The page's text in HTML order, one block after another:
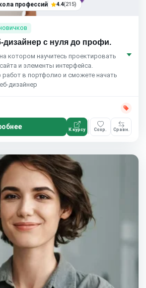
профессий 4.4(215)
с нуля до профи.
котором научитесь проектировать
и элементы интерфейса.
работ в портфолио и сможете начать
дизайнер
К курсу Сохр. Сравн.